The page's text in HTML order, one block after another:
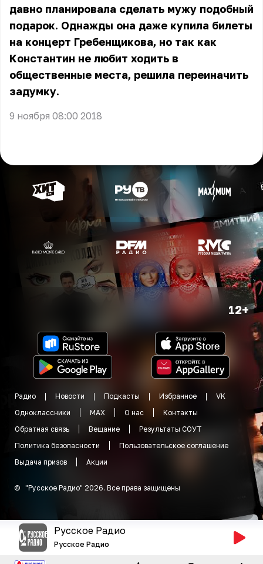
давно планировала сделать мужу подобный
подарок. Однажды она даже купила билеты
на концерт Гребенщикова, но так как
Константин не любит ходить в
общественные места, решила переиначить
задумку.
9 ноября 08:00 2018
12+
Радио Новости Подкасты Избранное
VK
Одноклассники
MAX О нас
Контакты
Обратная связь
Вещание
Результаты СОУТ
Политика безопасности
Пользовательское соглашение
Выдача призов
Акции
© "Русское Радио" 2026. Все права защищены
Русское Радио
Русское Радио